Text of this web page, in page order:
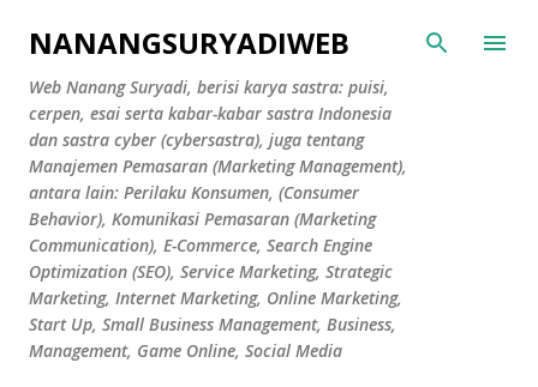
Skip to main content
NANANGSURYADIWEB
Web Nanang Suryadi, berisi karya sastra: puisi,
cerpen, esai serta kabar-kabar sastra Indonesia
dan sastra cyber (cybersastra), juga tentang
Manajemen Pemasaran (Marketing Management),
antara lain: Perilaku Konsumen, (Consumer
Behavior), Komunikasi Pemasaran (Marketing
Communication), E-Commerce, Search Engine
Optimization (SEO), Service Marketing, Strategic
Marketing, Internet Marketing, Online Marketing,
Start Up, Small Business Management, Business,
Management, Game Online, Social Media